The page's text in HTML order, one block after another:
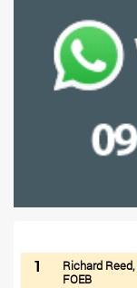
1
Richard
FOEB